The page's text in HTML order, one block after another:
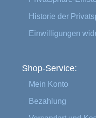
Historie der
Einwilligungen
Shop-Service:
Mein Konto
Bezahlung